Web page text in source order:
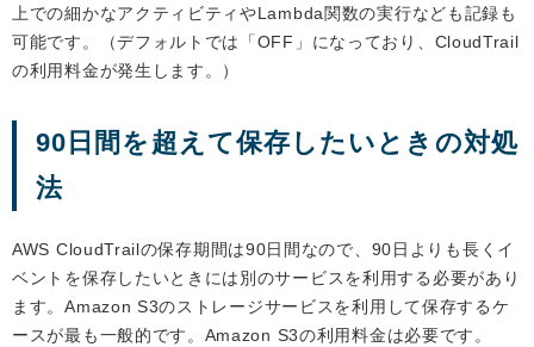
上での細かなアクティビティやLambda関数の実行なども記録も
可能です。（デフォルトでは「OFF」になっており、CloudTrail
の利用料金が発生します。）
90日間を超えて保存したいときの対処
法
AWS CloudTrailの保存期間は90日間なので、90日よりも長くイ
ベントを保存したいときには別のサービスを利用する必要があり
ます。Amazon S3のストレージサービスを利用して保存するケ
ースが最も一般的です。Amazon S3の利用料金は必要です。